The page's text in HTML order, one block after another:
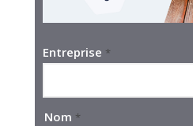
Entreprise *
Nom *